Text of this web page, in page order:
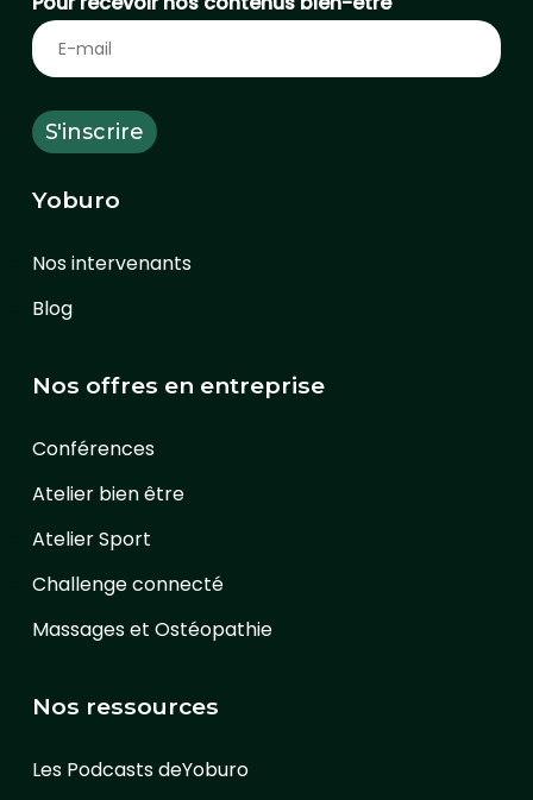
Yoburo
Nos intervenants
Blog
Nos offres en entreprise
Conférences
Atelier bien être
Atelier Sport
Challenge connecté
Massages et Ostéopathie
Nos ressources
Les Podcasts deYoburo